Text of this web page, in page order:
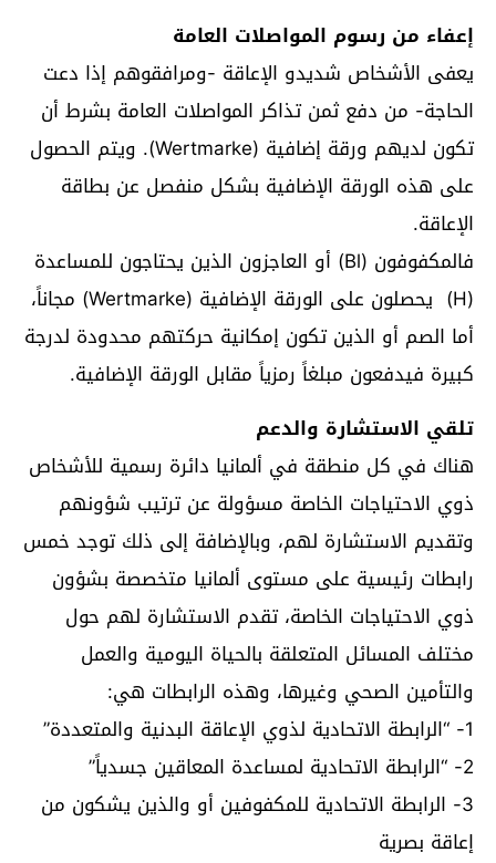
إعفاء من رسوم المواصلات العامة
يعفى الأشخاص شديدو الإعاقة -ومرافقوهم إذا دعت
الحاجة- من دفع ثمن تذاكر المواصلات العامة بشرط أن
تكون لديهم ورقة إضافية (Wertmarke). ويتم الحصول
على هذه الورقة الإضافية بشكل منفصل عن بطاقة
الإعاقة.
فالمكفوفون (Bl) أو العاجزون الذين يحتاجون للمساعدة
(H) يحصلون على الورقة الإضافية (Wertmarke) مجاناً،
أما الصم أو الذين تكون إمكانية حركتهم محدودة لدرجة
كبيرة فيدفعون مبلغاً رمزياً مقابل الورقة الإضافية.
تلقي الاستشارة والدعم
هناك في كل منطقة في ألمانيا دائرة رسمية للأشخاص
ذوي الاحتياجات الخاصة مسؤولة عن ترتيب شؤونهم
وتقديم الاستشارة لهم، وبالإضافة إلى ذلك توجد خمس
رابطات رئيسية على مستوى ألمانيا متخصصة بشؤون
ذوي الاحتياجات الخاصة، تقدم الاستشارة لهم حول
مختلف المسائل المتعلقة بالحياة اليومية والعمل
والتأمين الصحي وغيرها، وهذه الرابطات هي:
1- “الرابطة الاتحادية لذوي الإعاقة البدنية والمتعددة”
2- “الرابطة الاتحادية لمساعدة المعاقين جسدياً”
3- الرابطة الاتحادية للمكفوفين أو والذين يشكون من
إعاقة بصرية